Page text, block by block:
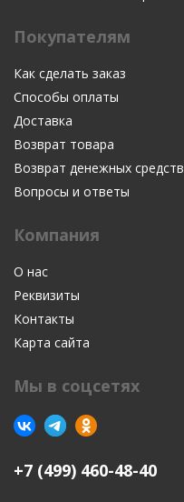
Покупателям
Как сделать заказ
Способы оплаты
Доставка
Возврат товара
Возврат денежных средств
Вопросы и ответы
Компания
О нас
Реквизиты
Контакты
Карта сайта
Мы в соцсетях
+7 (499) 460-48-40